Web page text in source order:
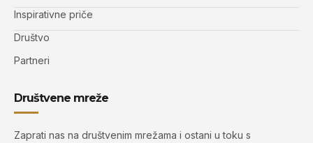
Inspirativne priče
Društvo
Partneri
Društvene mreže
Zaprati nas na društvenim mrežama i ostani u toku s